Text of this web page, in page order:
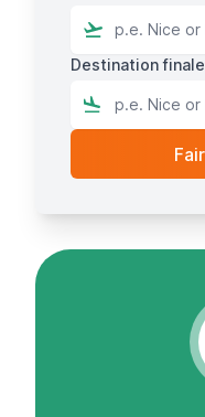
Destination finale